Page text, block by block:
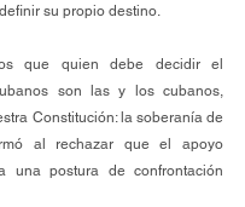
su propio destino.
que quien debe decidir el
son las y los cubanos,
Constitución: la soberanía de
al rechazar que el apoyo
una postura de confrontación